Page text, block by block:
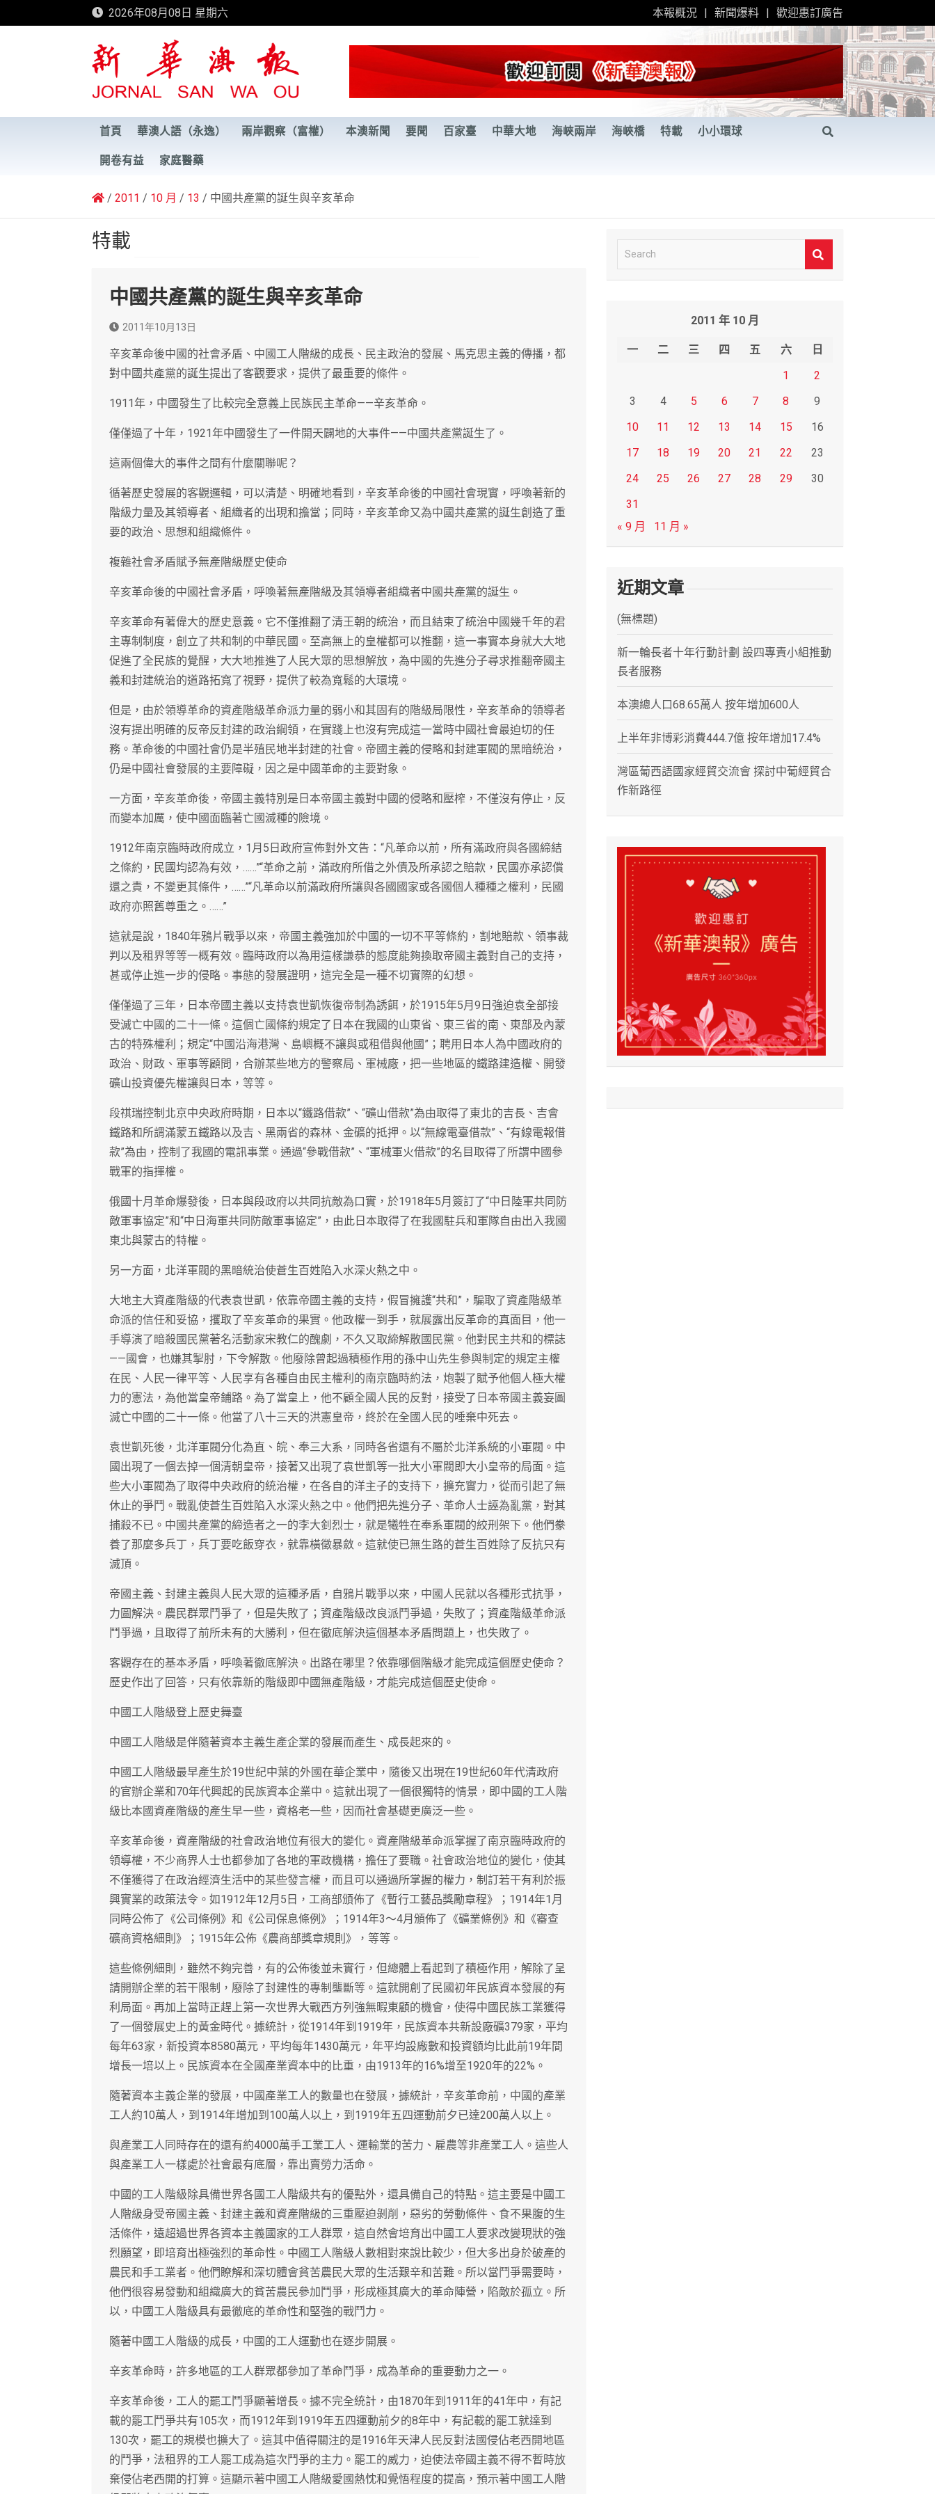
to
2026年08月08日 星期六 本報概況 新聞爆料 歡迎惠訂廣告
新華澳報
首頁 華澳人語（永逸） 兩岸觀察（富權） 本澳新聞 要聞 百家臺 中華大地 海峽兩岸 海峽橋 特載 小小環球
開卷有益 家庭醫藥
2011 10 月 13 中國共產黨的誕生與辛亥革命
特載
中國共產黨的誕生與辛亥革命
2011年10月13日
辛亥革命後中國的社會矛盾、中國工人階級的成長、民主政治的發展、馬克思主義的傳播，都
對中國共產黨的誕生提出了客觀要求，提供了最重要的條件。
1911年，中國發生了比較完全意義上民族民主革命——辛亥革命。
僅僅過了十年，1921年中國發生了一件開天闢地的大事件——中國共產黨誕生了。
這兩個偉大的事件之間有什麼關聯呢？
循著歷史發展的客觀邏輯，可以清楚、明確地看到，辛亥革命後的中國社會現實，呼喚著新的
階級力量及其領導者、組織者的出現和擔當；同時，辛亥革命又為中國共產黨的誕生創造了重
要的政治、思想和組織條件。
複雜社會矛盾賦予無產階級歷史使命
辛亥革命後的中國社會矛盾，呼喚著無產階級及其領導者組織者中國共產黨的誕生。
辛亥革命有著偉大的歷史意義。它不僅推翻了清王朝的統治，而且結束了統治中國幾千年的君
主專制制度，創立了共和制的中華民國。至高無上的皇權都可以推翻，這一事實本身就大大地
促進了全民族的覺醒，大大地推進了人民大眾的思想解放，為中國的先進分子尋求推翻帝國主
義和封建統治的道路拓寬了視野，提供了較為寬鬆的大環境。
但是，由於領導革命的資產階級革命派力量的弱小和其固有的階級局限性，辛亥革命的領導者
沒有提出明確的反帝反封建的政治綱領，在實踐上也沒有完成這一當時中國社會最迫切的任
務。革命後的中國社會仍是半殖民地半封建的社會。帝國主義的侵略和封建軍閥的黑暗統治，
仍是中國社會發展的主要障礙，因之是中國革命的主要對象。
一方面，辛亥革命後，帝國主義特別是日本帝國主義對中國的侵略和壓榨，不僅沒有停止，反
而變本加厲，使中國面臨著亡國滅種的險境。
1912年南京臨時政府成立，1月5日政府宣佈對外文告：“凡革命以前，所有滿政府與各國締結
之條約，民國均認為有效，……”“革命之前，滿政府所借之外債及所承認之賠款，民國亦承認償
還之責，不變更其條件，……”“凡革命以前滿政府所讓與各國國家或各國個人種種之權利，民國
政府亦照舊尊重之。……”
這就是說，1840年鴉片戰爭以來，帝國主義強加於中國的一切不平等條約，割地賠款、領事裁
判以及租界等等一概有效。臨時政府以為用這樣謙恭的態度能夠換取帝國主義對自己的支持，
甚或停止進一步的侵略。事態的發展證明，這完全是一種不切實際的幻想。
僅僅過了三年，日本帝國主義以支持袁世凱恢復帝制為誘餌，於1915年5月9日強迫袁全部接
受滅亡中國的二十一條。這個亡國條約規定了日本在我國的山東省、東三省的南、東部及內蒙
古的特殊權利；規定“中國沿海港灣、島嶼概不讓與或租借與他國”；聘用日本人為中國政府的
政治、財政、軍事等顧問，合辦某些地方的警察局、軍械廠，把一些地區的鐵路建造權、開發
礦山投資優先權讓與日本，等等。
段祺瑞控制北京中央政府時期，日本以“鐵路借款”、“礦山借款”為由取得了東北的吉長、吉會
鐵路和所謂滿蒙五鐵路以及吉、黑兩省的森林、金礦的抵押。以“無線電臺借款”、“有線電報借
款”為由，控制了我國的電訊事業。通過“參戰借款”、“軍械軍火借款”的名目取得了所謂中國參
戰軍的指揮權。
俄國十月革命爆發後，日本與段政府以共同抗敵為口實，於1918年5月簽訂了“中日陸軍共同防
敵軍事協定”和“中日海軍共同防敵軍事協定”，由此日本取得了在我國駐兵和軍隊自由出入我國
東北與蒙古的特權。
另一方面，北洋軍閥的黑暗統治使蒼生百姓陷入水深火熱之中。
大地主大資產階級的代表袁世凱，依靠帝國主義的支持，假冒擁護“共和”，騙取了資產階級革
命派的信任和妥協，攫取了辛亥革命的果實。他政權一到手，就展露出反革命的真面目，他一
手導演了暗殺國民黨著名活動家宋教仁的醜劇，不久又取締解散國民黨。他對民主共和的標誌
——國會，也嫌其掣肘，下令解散。他廢除曾起過積極作用的孫中山先生參與制定的規定主權
在民、人民一律平等、人民享有各種自由民主權利的南京臨時約法，炮製了賦予他個人極大權
力的憲法，為他當皇帝鋪路。為了當皇上，他不顧全國人民的反對，接受了日本帝國主義妄圖
滅亡中國的二十一條。他當了八十三天的洪憲皇帝，終於在全國人民的唾棄中死去。
袁世凱死後，北洋軍閥分化為直、皖、奉三大系，同時各省還有不屬於北洋系統的小軍閥。中
國出現了一個去掉一個清朝皇帝，接著又出現了袁世凱等一批大小軍閥即大小皇帝的局面。這
些大小軍閥為了取得中央政府的統治權，在各自的洋主子的支持下，擴充實力，從而引起了無
休止的爭鬥。戰亂使蒼生百姓陷入水深火熱之中。他們把先進分子、革命人士誣為亂黨，對其
捕殺不已。中國共產黨的締造者之一的李大釗烈士，就是犧牲在奉系軍閥的絞刑架下。他們豢
養了那麼多兵丁，兵丁要吃飯穿衣，就靠橫徵暴斂。這就使已無生路的蒼生百姓除了反抗只有
滅頂。
帝國主義、封建主義與人民大眾的這種矛盾，自鴉片戰爭以來，中國人民就以各種形式抗爭，
力圖解決。農民群眾鬥爭了，但是失敗了；資產階級改良派鬥爭過，失敗了；資產階級革命派
鬥爭過，且取得了前所未有的大勝利，但在徹底解決這個基本矛盾問題上，也失敗了。
客觀存在的基本矛盾，呼喚著徹底解決。出路在哪里？依靠哪個階級才能完成這個歷史使命？
歷史作出了回答，只有依靠新的階級即中國無產階級，才能完成這個歷史使命。
中國工人階級登上歷史舞臺
中國工人階級是伴隨著資本主義生產企業的發展而產生、成長起來的。
中國工人階級最早產生於19世紀中葉的外國在華企業中，隨後又出現在19世紀60年代清政府
的官辦企業和70年代興起的民族資本企業中。這就出現了一個很獨特的情景，即中國的工人階
級比本國資產階級的產生早一些，資格老一些，因而社會基礎更廣泛一些。
辛亥革命後，資產階級的社會政治地位有很大的變化。資產階級革命派掌握了南京臨時政府的
領導權，不少商界人士也都參加了各地的軍政機構，擔任了要職。社會政治地位的變化，使其
不僅獲得了在政治經濟生活中的某些發言權，而且可以通過所掌握的權力，制訂若干有利於振
興實業的政策法令。如1912年12月5日，工商部頒佈了《暫行工藝品獎勵章程》；1914年1月
同時公佈了《公司條例》和《公司保息條例》；1914年3～4月頒佈了《礦業條例》和《審查
礦商資格細則》；1915年公佈《農商部獎章規則》，等等。
這些條例細則，雖然不夠完善，有的公佈後並未實行，但總體上看起到了積極作用，解除了呈
請開辦企業的若干限制，廢除了封建性的專制壟斷等。這就開創了民國初年民族資本發展的有
利局面。再加上當時正趕上第一次世界大戰西方列強無暇東顧的機會，使得中國民族工業獲得
了一個發展史上的黃金時代。據統計，從1914年到1919年，民族資本共新設廠礦379家，平均
每年63家，新投資本8580萬元，平均每年1430萬元，年平均設廠數和投資額均比此前19年間
增長一培以上。民族資本在全國產業資本中的比重，由1913年的16%增至1920年的22%。
隨著資本主義企業的發展，中國產業工人的數量也在發展，據統計，辛亥革命前，中國的產業
工人約10萬人，到1914年增加到100萬人以上，到1919年五四運動前夕已達200萬人以上。
與產業工人同時存在的還有約4000萬手工業工人、運輸業的苦力、雇農等非產業工人。這些人
與產業工人一樣處於社會最有底層，靠出賣勞力活命。
中國的工人階級除具備世界各國工人階級共有的優點外，還具備自己的特點。這主要是中國工
人階級身受帝國主義、封建主義和資產階級的三重壓迫剝削，惡劣的勞動條件、食不果腹的生
活條件，遠超過世界各資本主義國家的工人群眾，這自然會培育出中國工人要求改變現狀的強
烈願望，即培育出極強烈的革命性。中國工人階級人數相對來說比較少，但大多出身於破產的
農民和手工業者。他們瞭解和深切體會貧苦農民大眾的生活艱辛和苦難。所以當鬥爭需要時，
他們很容易發動和組織廣大的貧苦農民參加鬥爭，形成極其廣大的革命陣營，陷敵於孤立。所
以，中國工人階級具有最徹底的革命性和堅強的戰鬥力。
隨著中國工人階級的成長，中國的工人運動也在逐步開展。
辛亥革命時，許多地區的工人群眾都參加了革命鬥爭，成為革命的重要動力之一。
辛亥革命後，工人的罷工鬥爭顯著增長。據不完全統計，由1870年到1911年的41年中，有記
載的罷工鬥爭共有105次，而1912年到1919年五四運動前夕的8年中，有記載的罷工就達到
130次，罷工的規模也擴大了。這其中值得關注的是1916年天津人民反對法國侵佔老西開地區
的鬥爭，法租界的工人罷工成為這次鬥爭的主力。罷工的威力，迫使法帝國主義不得不暫時放
棄侵佔老西開的打算。這顯示著中國工人階級愛國熱忱和覺悟程度的提高，預示著中國工人階
e
2011 年 10 月
一 二 三 四 五 六
日
1
2
3
4 5 6 7 8
9
10
11 12 13 14 15
16
17
18 19 20 21 22
23
24
25 26 27 28 29
30
31
« 9 月
11 月 »
近期文章
(無標題)
新一輪長者十年行動計劃 設四專責小組推動
長者服務
本澳總人口68.65萬人 按年增加600人
上半年非博彩消費444.7億 按年增加17.4%
灣區葡西語國家經貿交流會 探討中葡經貿合
作新路徑